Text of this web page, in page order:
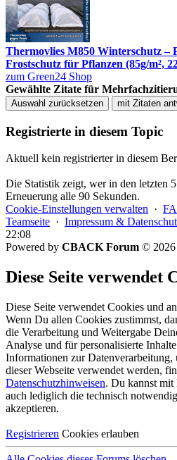
Thermovlies M850 Winterschutz –
Frostschutz für Pflanzen (85g/m²,
zum Green24 Shop
Gewählte Zitate für
Auswahl zurücksetzen mit Zitaten
Registrierte in diesem Topic
Aktuell kein registrierter in diesem
Die Statistik zeigt, wer in den letzten
Erneuerung alle 90 Sekunden.
Cookie-Einstellungen verwalten ·
Teamseite · Impressum &
22:08
Powered by CBACK Forum © 2026
Diese Seite verwendet
Diese Seite verwendet Cookies und
Wenn Du allen Cookies zustimmst,
die Verarbeitung und Weitergabe
Analyse und für personalisierte
Informationen zur
dieser Webseite verwendet werden,
Datenschutzhinweisen. Du kannst mit
auch lediglich die technisch
akzeptieren.
Registrieren Cookies erlauben